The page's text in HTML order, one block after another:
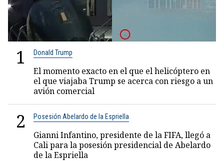
1 Donald Trump
El momento exacto en el que el helicóptero en
el que viajaba Trump se acerca con riesgo a un
avión comercial
2 Posesión Abelardo de la Espriella
Gianni Infantino, presidente de la FIFA, llegó a
Cali para la posesión presidencial de Abelardo
de la Espriella